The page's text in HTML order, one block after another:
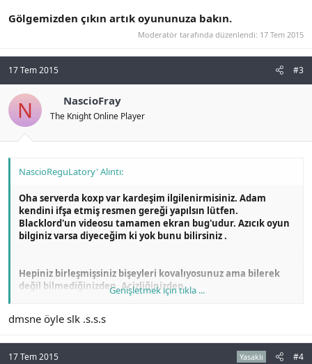
Gölgemizden çıkın artık oyununuza bakın.
Moderatör tarafında düzenlendi: 17 Tem 2015
17 Tem 2015 #3
N NascioFray
The Knight Online Player
NascioReguLatory' Alıntı:
Oha serverda koxp var kardeşim ilgilenirmisiniz. Adam
kendini ifşa etmiş resmen gereği yapılsın lütfen.
Blacklord'un videosu tamamen ekran bug'udur. Azıcık oyun
bilginiz varsa diyeceğim ki yok bunu bilirsiniz .
Hepiniz birleşmişsiniz bişeyleri kovalıyosunuz ama bilerek
değil bilmediğinizden. Acizliğinizden...
Gölgemizden çıkın artık oyununuza bakın.
Genişletmek için tıkla ...
dmsne öyle slk .s.s.s
17 Tem 2015 Yasaklı #4